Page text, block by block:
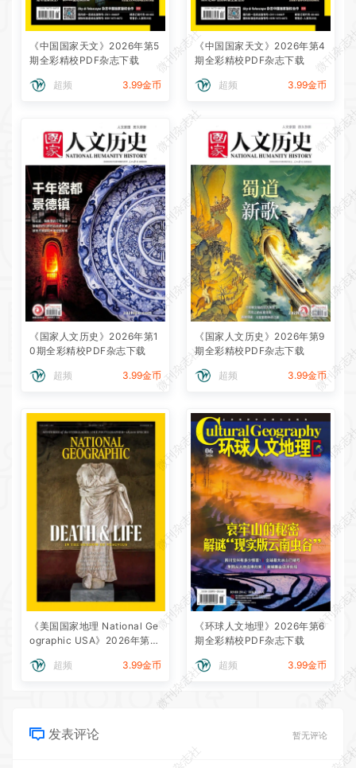
《中国国家天文》2026年第5
期全彩精校PDF杂志下载
超频 3.99金币
《中国国家天文》2026年第4
期全彩精校PDF杂志下载
超频 3.99金币
《国家人文历史》2026年第1
0期全彩精校PDF杂志下载
超频 3.99金币
《国家人文历史》2026年第9
期全彩精校PDF杂志下载
超频 3.99金币
《美国国家地理 National Ge
ographic USA》2026年第8
超频
3.99金币
《环球人文地理》2026年第6
期全彩精校PDF杂志下载
超频 3.99金币
发表评论 暂无评论
微刊杂志社
微刊杂
微刊杂志社
微刊杂
微刊杂志社
微刊杂
微刊杂志社
微刊杂
微刊杂志社
微刊杂
微刊杂志社
微刊杂
微刊杂志社
微刊杂
微刊杂志社
微刊杂
微刊杂志社
微刊杂